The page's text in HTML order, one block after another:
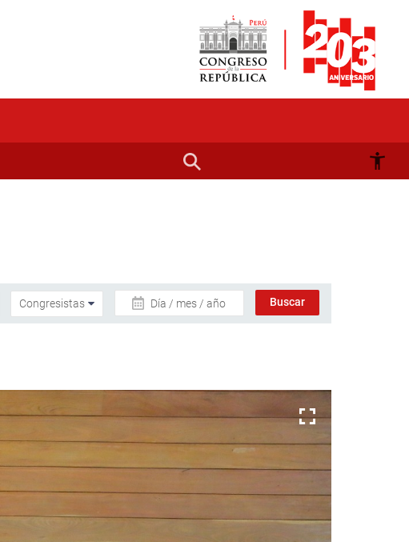
Día / mes / año